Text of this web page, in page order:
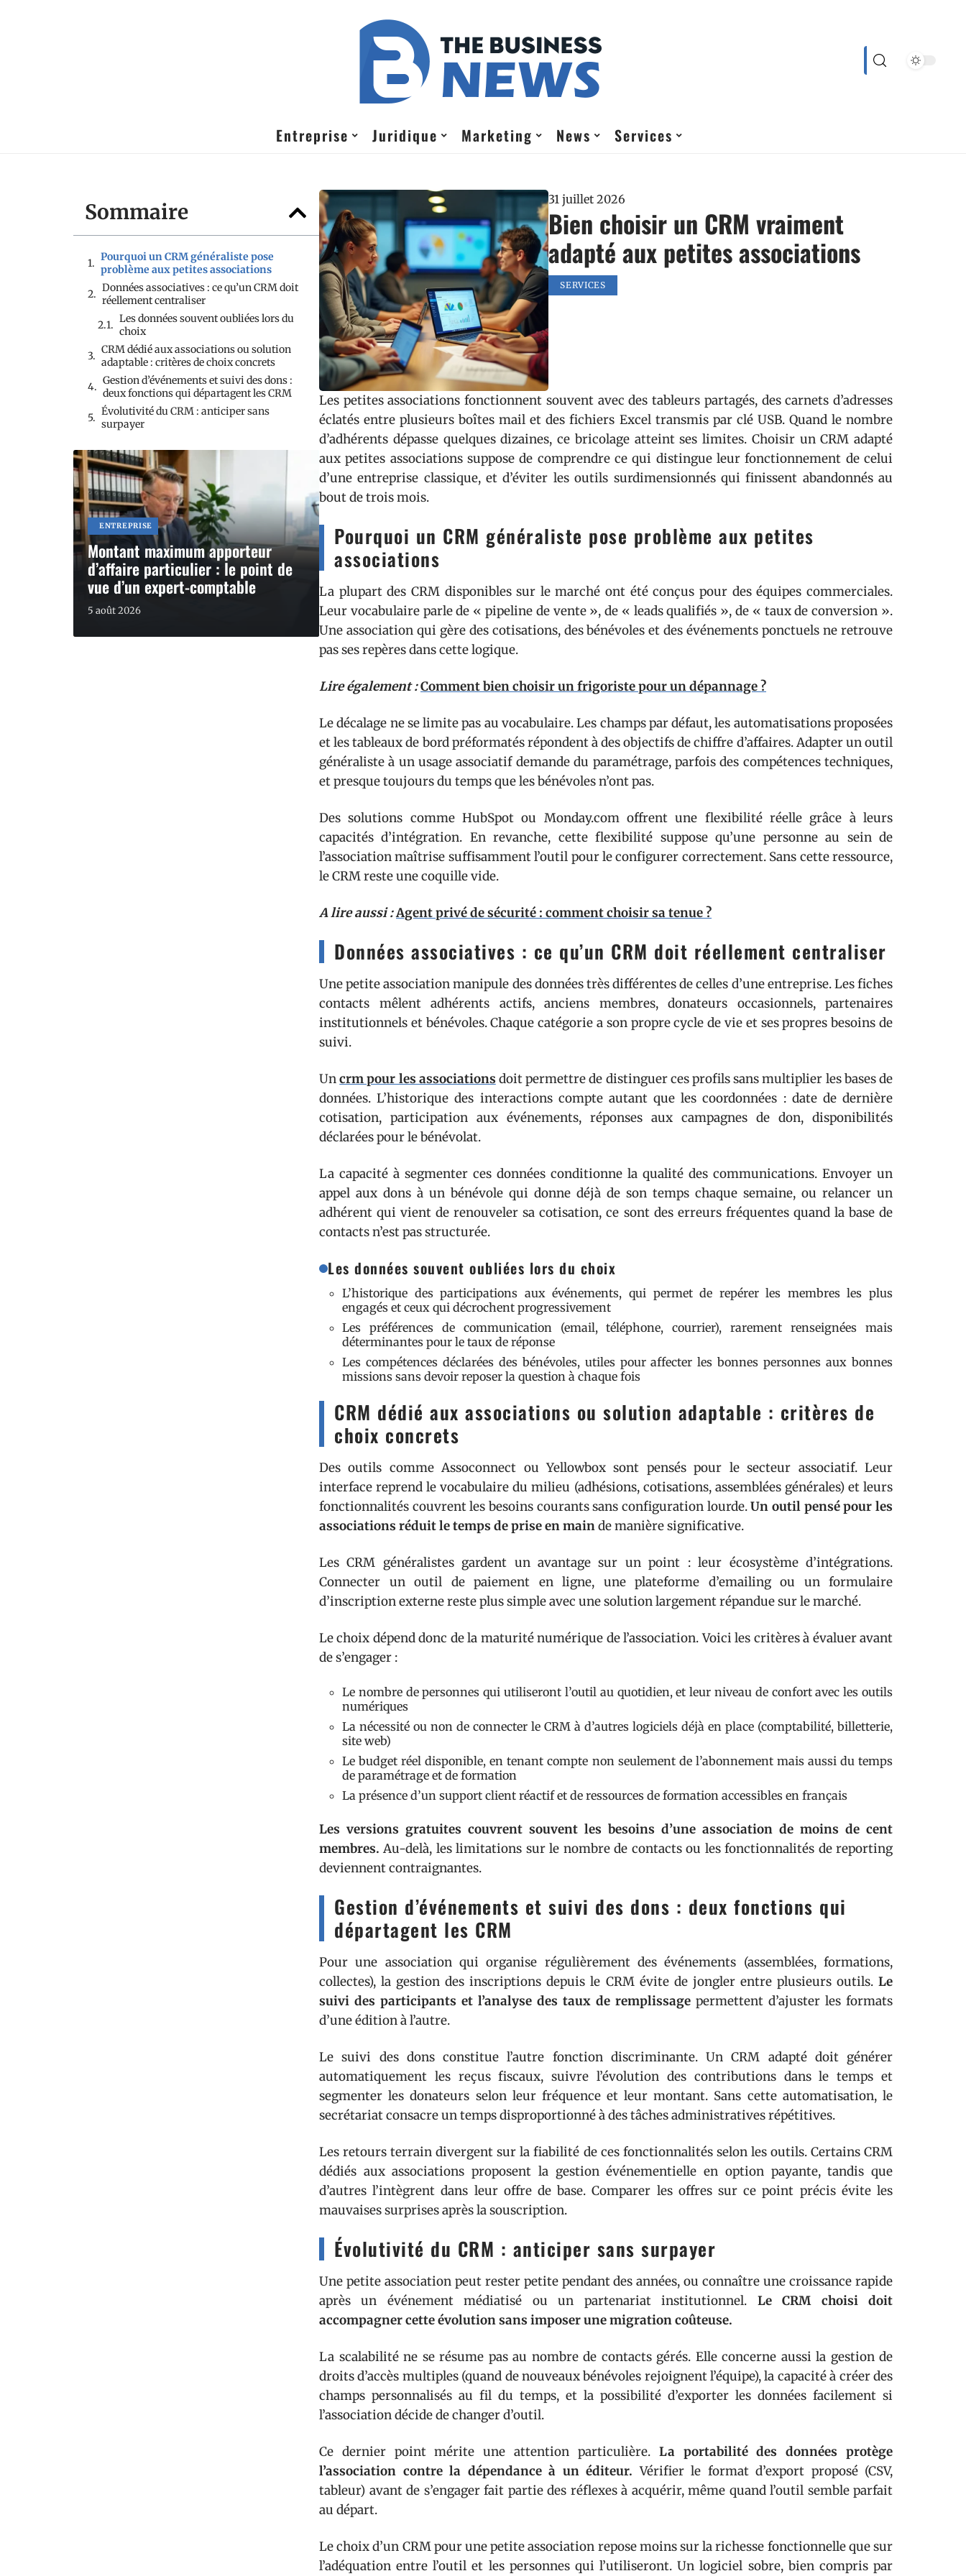
Entreprise Juridique Marketing News Services
Sommaire
Pourquoi un CRM généraliste pose
problème aux petites associations
Données associatives : ce qu’un CRM doit
réellement centraliser
Les données souvent oubliées lors du
choix
CRM dédié aux associations ou solution
adaptable : critères de choix concrets
Gestion d’événements et suivi des dons :
deux fonctions qui départagent les CRM
Évolutivité du CRM : anticiper sans
surpayer
ENTREPRISE
Montant maximum apporteur
d’affaire particulier : le point de
vue d’un expert-comptable
5 août 2026
31 juillet 2026
Bien choisir un CRM vraiment
adapté aux petites associations
SERVICES
Les petites associations fonctionnent souvent avec des tableurs partagés, des carnets d’adresses
éclatés entre plusieurs boîtes mail et des fichiers Excel transmis par clé USB. Quand le nombre
d’adhérents dépasse quelques dizaines, ce bricolage atteint ses limites. Choisir un CRM adapté
aux petites associations suppose de comprendre ce qui distingue leur fonctionnement de celui
d’une entreprise classique, et d’éviter les outils surdimensionnés qui finissent abandonnés au
bout de trois mois.
Pourquoi un CRM généraliste pose problème aux petites
associations
La plupart des CRM disponibles sur le marché ont été conçus pour des équipes commerciales.
Leur vocabulaire parle de « pipeline de vente », de « leads qualifiés », de « taux de conversion ».
Une association qui gère des cotisations, des bénévoles et des événements ponctuels ne retrouve
pas ses repères dans cette logique.
Lire également :Comment bien choisir un frigoriste pour un dépannage ?
Le décalage ne se limite pas au vocabulaire. Les champs par défaut, les automatisations proposées
et les tableaux de bord préformatés répondent à des objectifs de chiffre d’affaires. Adapter un outil
généraliste à un usage associatif demande du paramétrage, parfois des compétences techniques,
et presque toujours du temps que les bénévoles n’ont pas.
Des solutions comme HubSpot ou Monday.com offrent une flexibilité réelle grâce à leurs
capacités d’intégration. En revanche, cette flexibilité suppose qu’une personne au sein de
l’association maîtrise suffisamment l’outil pour le configurer correctement. Sans cette ressource,
le CRM reste une coquille vide.
A lire aussi :Agent privé de sécurité : comment choisir sa tenue ?
Données associatives : ce qu’un CRM doit réellement centraliser
Une petite association manipule des données très différentes de celles d’une entreprise. Les fiches
contacts mêlent adhérents actifs, anciens membres, donateurs occasionnels, partenaires
institutionnels et bénévoles. Chaque catégorie a son propre cycle de vie et ses propres besoins de
suivi.
Uncrm pour les associations doit permettre de distinguer ces profils sans multiplier les bases de
données. L’historique des interactions compte autant que les coordonnées : date de dernière
cotisation, participation aux événements, réponses aux campagnes de don, disponibilités
déclarées pour le bénévolat.
La capacité à segmenter ces données conditionne la qualité des communications. Envoyer un
appel aux dons à un bénévole qui donne déjà de son temps chaque semaine, ou relancer un
adhérent qui vient de renouveler sa cotisation, ce sont des erreurs fréquentes quand la base de
contacts n’est pas structurée.
Les données souvent oubliées lors du choix
L’historique des participations aux événements, qui permet de repérer les membres les plus
engagés et ceux qui décrochent progressivement
Les préférences de communication (email, téléphone, courrier), rarement renseignées mais
déterminantes pour le taux de réponse
Les compétences déclarées des bénévoles, utiles pour affecter les bonnes personnes aux bonnes
missions sans devoir reposer la question à chaque fois
CRM dédié aux associations ou solution adaptable : critères de
choix concrets
Des outils comme Assoconnect ou Yellowbox sont pensés pour le secteur associatif. Leur
interface reprend le vocabulaire du milieu (adhésions, cotisations, assemblées générales) et leurs
fonctionnalités couvrent les besoins courants sans configuration lourde.Un outil pensé pour les
associations réduit le temps de prise en mainde manière significative.
Les CRM généralistes gardent un avantage sur un point : leur écosystème d’intégrations.
Connecter un outil de paiement en ligne, une plateforme d’emailing ou un formulaire
d’inscription externe reste plus simple avec une solution largement répandue sur le marché.
Le choix dépend donc de la maturité numérique de l’association. Voici les critères à évaluer avant
de s’engager :
Le nombre de personnes qui utiliseront l’outil au quotidien, et leur niveau de confort avec les outils
numériques
La nécessité ou non de connecter le CRM à d’autres logiciels déjà en place (comptabilité, billetterie,
site web)
Le budget réel disponible, en tenant compte non seulement de l’abonnement mais aussi du temps
de paramétrage et de formation
La présence d’un support client réactif et de ressources de formation accessibles en français
Les versions gratuites couvrent souvent les besoins d’une association de moins de cent
membres. Au-delà, les limitations sur le nombre de contacts ou les fonctionnalités de reporting
deviennent contraignantes.
Gestion d’événements et suivi des dons : deux fonctions qui
départagent les CRM
Pour une association qui organise régulièrement des événements (assemblées, formations,
collectes), la gestion des inscriptions depuis le CRM évite de jongler entre plusieurs outils. Le
suivi des participants et l’analyse des taux de remplissage permettent d’ajuster les formats
d’une édition à l’autre.
Le suivi des dons constitue l’autre fonction discriminante. Un CRM adapté doit générer
automatiquement les reçus fiscaux, suivre l’évolution des contributions dans le temps et
segmenter les donateurs selon leur fréquence et leur montant. Sans cette automatisation, le
secrétariat consacre un temps disproportionné à des tâches administratives répétitives.
Les retours terrain divergent sur la fiabilité de ces fonctionnalités selon les outils. Certains CRM
dédiés aux associations proposent la gestion événementielle en option payante, tandis que
d’autres l’intègrent dans leur offre de base. Comparer les offres sur ce point précis évite les
mauvaises surprises après la souscription.
Évolutivité du CRM : anticiper sans surpayer
Une petite association peut rester petite pendant des années, ou connaître une croissance rapide
après un événement médiatisé ou un partenariat institutionnel. Le CRM choisi doit
accompagner cette évolution sans imposer une migration coûteuse.
La scalabilité ne se résume pas au nombre de contacts gérés. Elle concerne aussi la gestion de
droits d’accès multiples (quand de nouveaux bénévoles rejoignent l’équipe), la capacité à créer des
champs personnalisés au fil du temps, et la possibilité d’exporter les données facilement si
l’association décide de changer d’outil.
Ce dernier point mérite une attention particulière. La portabilité des données protège
l’association contre la dépendance à un éditeur. Vérifier le format d’export proposé (CSV,
tableur) avant de s’engager fait partie des réflexes à acquérir, même quand l’outil semble parfait
au départ.
Le choix d’un CRM pour une petite association repose moins sur la richesse fonctionnelle que sur
l’adéquation entre l’outil et les personnes qui l’utiliseront. Un logiciel sobre, bien compris par